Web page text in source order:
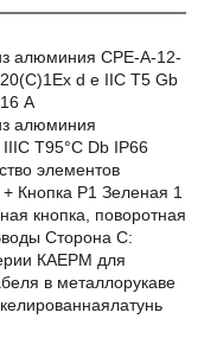
алюминия CPE-A-12-
d e IIC Т5 Gb
А
алюминия
T95°C Db IP66
элементов
Кнопка P1 Зеленая 1
кнопка, поворотная
Сторона C:
КАЕРМ для
в металлорукаве